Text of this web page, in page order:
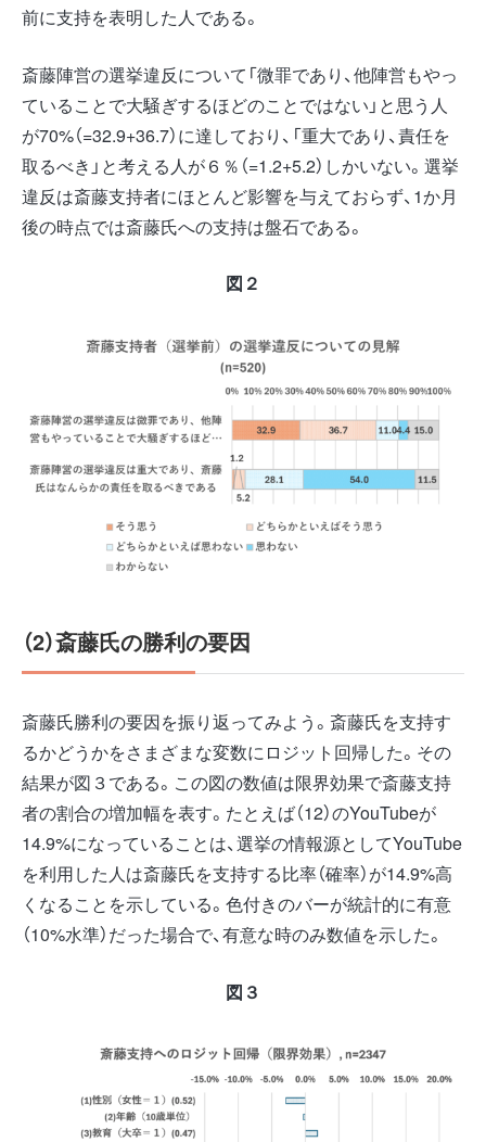
前に支持を表明した人である。
斎藤陣営の選挙違反について「微罪であり、他陣営もやっ
ていることで大騒ぎするほどのことではない」と思う人
が70%（=32.9+36.7）に達しており、「重大であり、責任を
取るべき」と考える人が６％（=1.2+5.2）しかいない。選挙
違反は斎藤支持者にほとんど影響を与えておらず、1か月
後の時点では斎藤氏への支持は盤石である。
図２
（2）斎藤氏の勝利の要因
斎藤氏勝利の要因を振り返ってみよう。斎藤氏を支持す
るかどうかをさまざまな変数にロジット回帰した。その
結果が図３である。この図の数値は限界効果で斎藤支持
者の割合の増加幅を表す。たとえば（12）のYouTubeが
14.9%になっていることは、選挙の情報源としてYouTube
を利用した人は斎藤氏を支持する比率（確率）が14.9%高
くなることを示している。色付きのバーが統計的に有意
（10%水準）だった場合で、有意な時のみ数値を示した。
図３